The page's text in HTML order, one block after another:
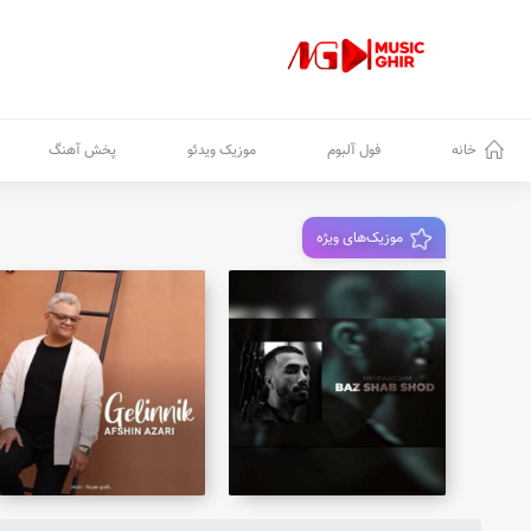
خانه فول آلبوم موزیک ویدئو پخش آهنگ
موزیک‌های ویژه